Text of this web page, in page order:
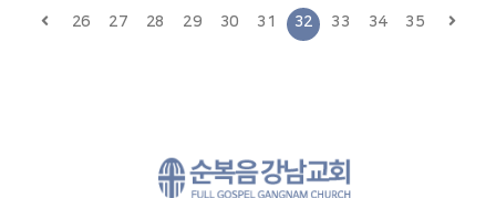
26 27 28 29 30 31 32 33 34 35